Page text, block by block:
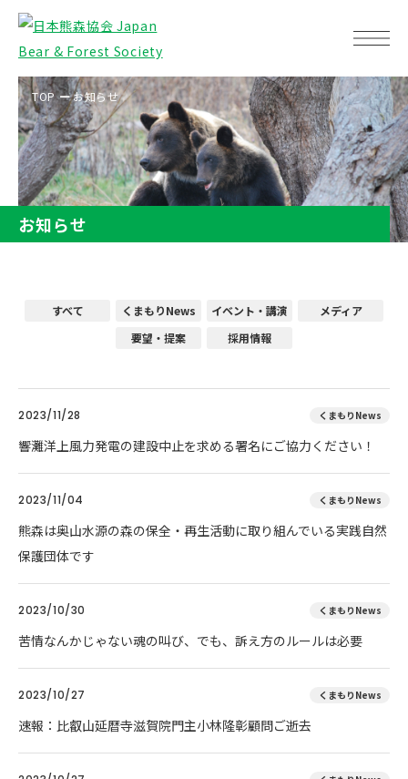
TOP お知らせ
お知らせ
すべて くまもりNews イベント・講演
メディア
要望・提案
採用情報
2023/11/28 くまもりNews
響灘洋上風力発電の建設中止を求める署名にご協力ください！
2023/11/04 くまもりNews
熊森は奥山水源の森の保全・再生活動に取り組んでいる実践自然
保護団体です
2023/10/30 くまもりNews
苦情なんかじゃない魂の叫び、でも、訴え方のルールは必要
2023/10/27 くまもりNews
速報：比叡山延暦寺滋賀院門主小林隆彰顧問ご逝去